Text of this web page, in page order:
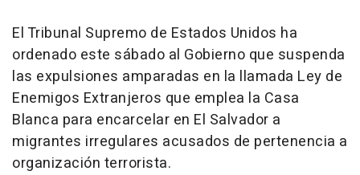
El Tribunal Supremo de Estados Unidos ha
ordenado este sábado al Gobierno que suspenda
las expulsiones amparadas en la llamada Ley de
Enemigos Extranjeros que emplea la Casa
Blanca para encarcelar en El Salvador a
migrantes irregulares acusados de pertenencia a
organización terrorista.